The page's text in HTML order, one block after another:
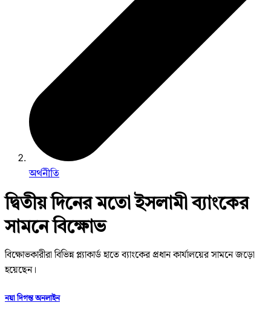
অর্থনীতি
দ্বিতীয় দিনের মতো ইসলামী ব্যাংকের
সামনে বিক্ষোভ
বিক্ষোভকারীরা বিভিন্ন প্ল্যাকার্ড হাতে ব্যাংকের প্রধান কার্যালয়ের সামনে জড়ো
হয়েছেন।
নয়া দিগন্ত অনলাইন